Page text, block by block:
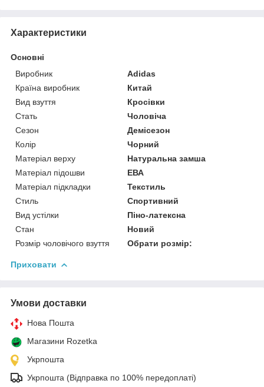
Характеристики
Основні
Виробник
Adidas
Країна виробник
Китай
Вид взуття
Кросівки
Стать
Чоловіча
Сезон
Демісезон
Колір
Чорний
Матеріал верху
Натуральна замша
Матеріал підошви
ЕВА
Матеріал підкладки
Текстиль
Стиль
Спортивний
Вид устілки
Піно-латексна
Стан
Новий
Розмір чоловічого взуття
Обрати розмір:
Приховати
Умови доставки
Нова Пошта
Магазини Rozetka
Укрпошта
Укрпошта (Відправка по 100% передоплаті)